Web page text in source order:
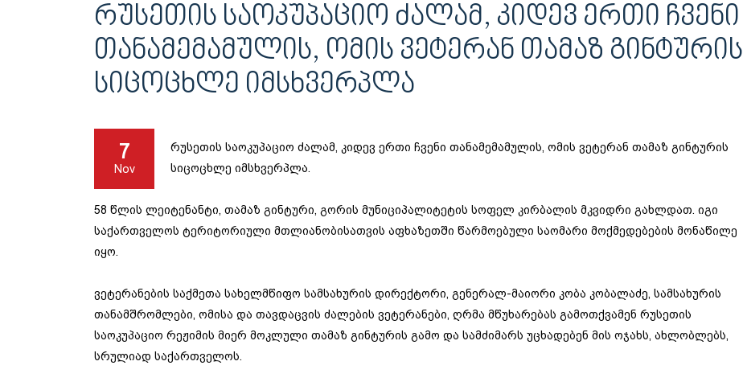
ᲠᲣᲡᲔᲗᲘᲡ ᲡᲐᲝᲙᲣᲞᲐᲪᲘᲝ ᲫᲐᲚᲐᲛ, ᲙᲘᲓᲔᲕ ᲔᲠᲗᲘ ᲩᲕᲔᲜᲘ
ᲗᲐᲜᲐᲛᲔᲛᲐᲛᲣᲚᲘᲡ, ᲝᲛᲘᲡ ᲕᲔᲢᲔᲠᲐᲜ ᲗᲐᲛᲐᲖ ᲒᲘᲜᲢᲣᲠᲘᲡ
ᲡᲘᲪᲝᲪᲮᲚᲔ ᲘᲛᲡᲮᲕᲔᲠᲞᲚᲐ
7
Nov
რუსეთის საოკუპაციო ძალამ, კიდევ ერთი ჩვენი თანამემამულის, ომის ვეტერან თამაზ გინტურის
სიცოცხლე იმსხვერპლა.
58 წლის ლეიტენანტი, თამაზ გინტური, გორის მუნიციპალიტეტის სოფელ კირბალის მკვიდრი გახლდათ. იგი
საქართველოს ტერიტორიული მთლიანობისათვის აფხაზეთში წარმოებული საომარი მოქმედებების მონაწილე
იყო.
ვეტერანების საქმეთა სახელმწიფო სამსახურის დირექტორი, გენერალ-მაიორი კობა კობალაძე, სამსახურის
თანამშრომლები, ომისა და თავდაცვის ძალების ვეტერანები, ღრმა მწუხარებას გამოთქვამენ რუსეთის
საოკუპაციო რეჟიმის მიერ მოკლული თამაზ გინტურის გამო და სამძიმარს უცხადებენ მის ოჯახს, ახლობლებს,
სრულიად საქართველოს.